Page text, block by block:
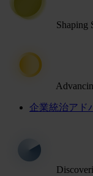
Shaping
企業統治アド